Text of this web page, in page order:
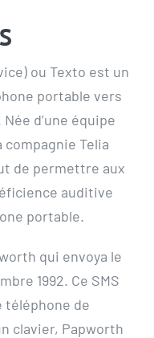
ou Texto est un
portable vers
d’une équipe
Telia
de permettre aux
auditive
portable.
qui envoya le
1992. Ce SMS
téléphone de
clavier, Papworth